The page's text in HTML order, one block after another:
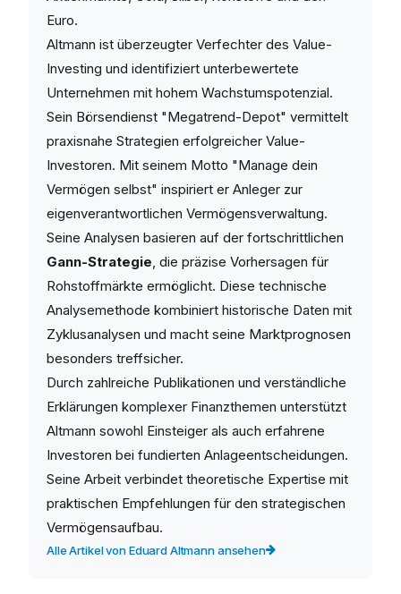
Euro.
Altmann ist überzeugter Verfechter des Value-
Investing und identifiziert unterbewertete
Unternehmen mit hohem Wachstumspotenzial.
Sein Börsendienst "Megatrend-Depot" vermittelt
praxisnahe Strategien erfolgreicher Value-
Investoren. Mit seinem Motto "Manage dein
Vermögen selbst" inspiriert er Anleger zur
eigenverantwortlichen Vermögensverwaltung.
Seine Analysen basieren auf der fortschrittlichen
Gann-Strategie, die präzise Vorhersagen für
Rohstoffmärkte ermöglicht. Diese technische
Analysemethode kombiniert historische Daten mit
Zyklusanalysen und macht seine Marktprognosen
besonders treffsicher.
Durch zahlreiche Publikationen und verständliche
Erklärungen komplexer Finanzthemen unterstützt
Altmann sowohl Einsteiger als auch erfahrene
Investoren bei fundierten Anlageentscheidungen.
Seine Arbeit verbindet theoretische Expertise mit
praktischen Empfehlungen für den strategischen
Vermögensaufbau.
Alle Artikel von Eduard Altmann ansehen